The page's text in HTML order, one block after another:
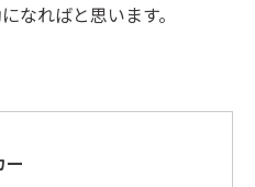
なればと思います。
ー